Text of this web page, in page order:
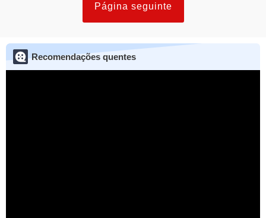
Página seguinte
Recomendações quentes